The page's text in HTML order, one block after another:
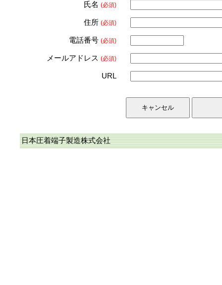
氏名 (必須)
住所 (必須)
電話番号 (必須)
メールアドレス (必須)
URL
日本圧着端子製造株式会社